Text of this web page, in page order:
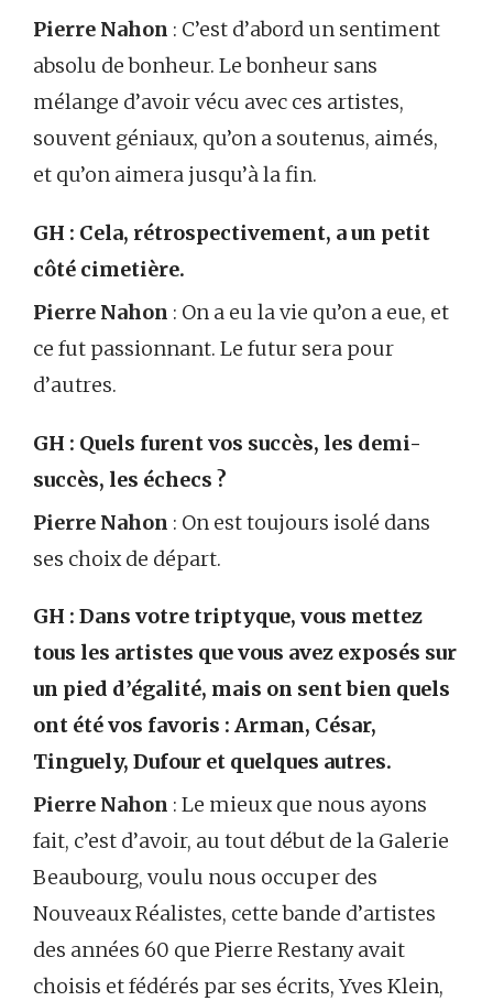
Pierre Nahon : C’est d’abord un sentiment
absolu de bonheur. Le bonheur sans
mélange d’avoir vécu avec ces artistes,
souvent géniaux, qu’on a soutenus, aimés,
et qu’on aimera jusqu’à la fin.
GH : Cela, rétrospectivement, a un petit
côté cimetière.
Pierre Nahon : On a eu la vie qu’on a eue, et
ce fut passionnant. Le futur sera pour
d’autres.
GH : Quels furent vos succès, les demi-
succès, les échecs ?
Pierre Nahon : On est toujours isolé dans
ses choix de départ.
GH : Dans votre triptyque, vous mettez
tous les artistes que vous avez exposés sur
un pied d’égalité, mais on sent bien quels
ont été vos favoris : Arman, César,
Tinguely, Dufour et quelques autres.
Pierre Nahon : Le mieux que nous ayons
fait, c’est d’avoir, au tout début de la Galerie
Beaubourg, voulu nous occuper des
Nouveaux Réalistes, cette bande d’artistes
des années 60 que Pierre Restany avait
choisis et fédérés par ses écrits, Yves Klein,